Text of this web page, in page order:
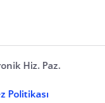
Hiz. Paz.
Politikası